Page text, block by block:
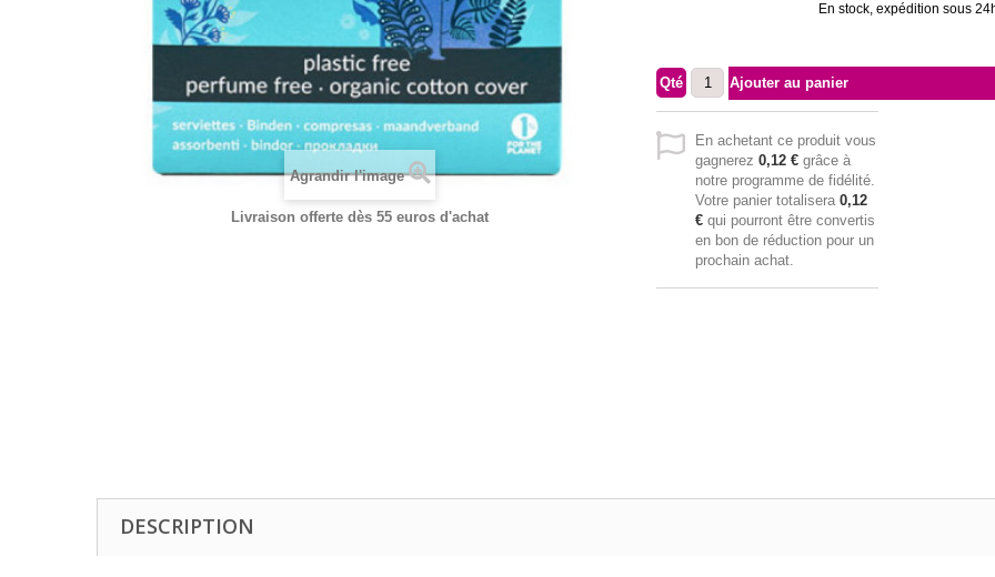
Agrandir l'image
Livraison offerte dès 55 euros d'achat
En stock, expédition sous
Qté Ajouter au panier
En achetant ce produit vous
gagnerez 0,12 € grâce à
notre programme de fidélité.
Votre panier totalisera 0,12
€ qui pourront être convertis
en bon de réduction pour un
prochain achat.
DESCRIPTION